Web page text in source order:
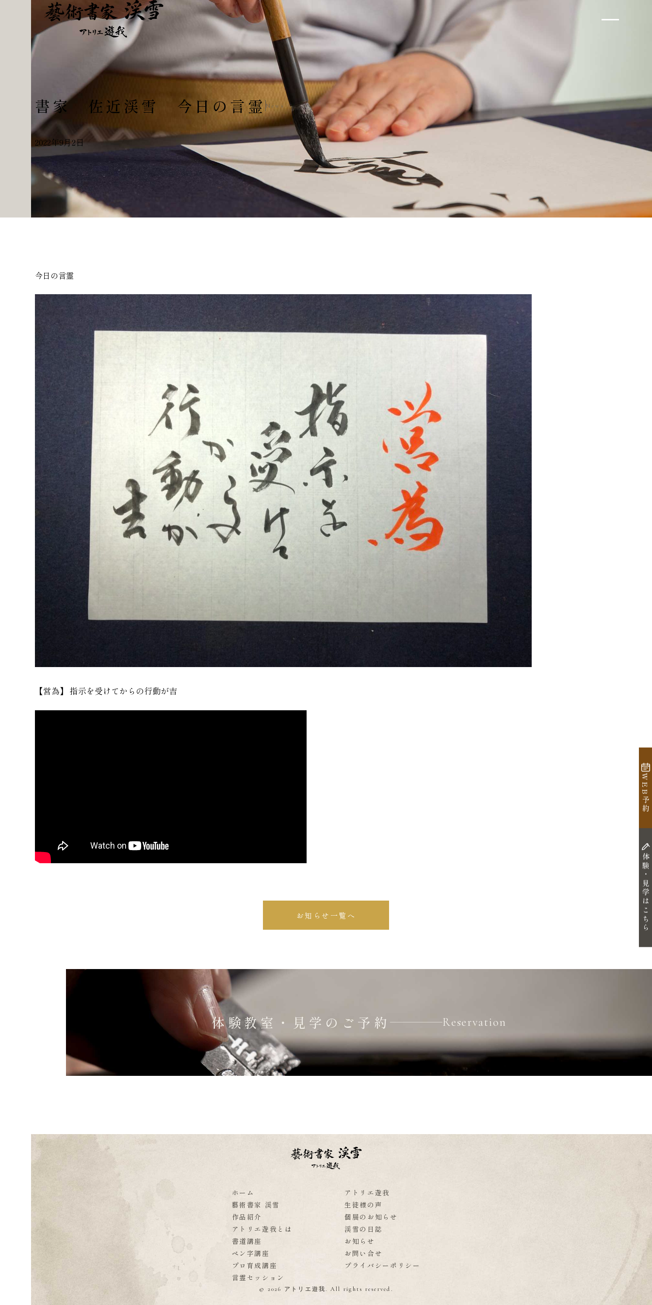
WEB予約
体験・見学はこちら
書家 佐近渓雪 今日の言霊News
2022年9月2日
今日の言霊
【営為】 指示を受けてからの行動が吉
お知らせ一覧へ
体験教室・見学のご予約 Reservation
ホーム
藝術書家 渓雪
作品紹介
アトリエ遊我とは
書道講座
ペン字講座
プロ育成講座
言霊セッション
アトリエ遊我
生徒様の声
個展のお知らせ
渓雪の日誌
お知らせ
お問い合せ
プライバシーポリシー
© 2026 アトリエ遊我. All rights reserved.